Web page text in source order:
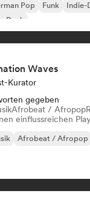
Pop
Funk Indie-
Rock
Waves
Kurator
gegeben
Afrobeat / Afropop
einflussreichen
Afrobeat / Afropop